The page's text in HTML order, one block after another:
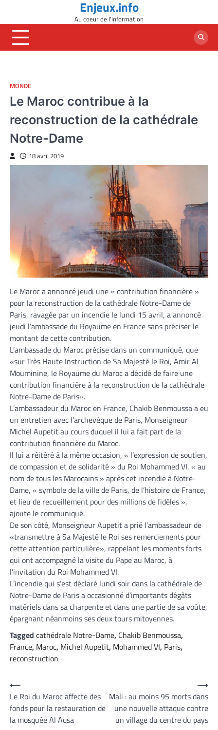
content
Enjeux.info
Au coeur de l'information
MONDE
Le Maroc contribue à la
reconstruction de la cathédrale
Notre-Dame
18 avril 2019
Le Maroc a annoncé jeudi une « contribution financière »
pour la reconstruction de la cathédrale Notre-Dame de
Paris, ravagée par un incendie le lundi 15 avril, a annoncé
jeudi l’ambassade du Royaume en France sans préciser le
montant de cette contribution.
L’ambassade du Maroc précise dans un communiqué, que
«sur Très Haute Instruction de Sa Majesté le Roi, Amir Al
Mouminine, le Royaume du Maroc a décidé de faire une
contribution financière à la reconstruction de la cathédrale
Notre-Dame de Paris».
L’ambassadeur du Maroc en France, Chakib Benmoussa a eu
un entretien avec l’archevêque de Paris, Monseigneur
Michel Aupetit au cours duquel il lui a fait part de la
contribution financière du Maroc.
Il lui a réitéré à la même occasion, « l’expression de soutien,
de compassion et de solidarité » du Roi Mohammed VI, « au
nom de tous les Marocains » après cet incendie à Notre-
Dame, « symbole de la ville de Paris, de l’histoire de France,
et lieu de recueillement pour des millions de fidèles »,
ajoute le communiqué.
De son côté, Monseigneur Aupetit a prié l’ambassadeur de
«transmettre à Sa Majesté le Roi ses remerciements pour
cette attention particulière», rappelant les moments forts
qui ont accompagné la visite du Pape au Maroc, à
l’invitation du Roi Mohammed VI.
L’incendie qui s’est déclaré lundi soir dans la cathédrale de
Notre-Dame de Paris a occasionné d’importants dégâts
matériels dans sa charpente et dans une partie de sa voûte,
épargnant néanmoins ses deux tours mitoyennes.
Tagged cathédrale Notre-Dame, Chakib Benmoussa,
France, Maroc, Michel Aupetit, Mohammed VI, Paris,
reconstruction
Navigation
de
l’article
⟵
Le Roi du Maroc affecte des
fonds pour la restauration de
la mosquée Al Aqsa
Mali : au moins 95 morts dans
une nouvelle attaque contre
un village du centre du pays
⟶